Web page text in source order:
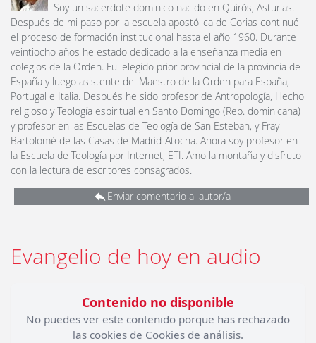
Soy un sacerdote dominico nacido en Quirós, Asturias.
Después de mi paso por la escuela apostólica de Corias continué
el proceso de formación institucional hasta el año 1960. Durante
veintiocho años he estado dedicado a la enseñanza media en
colegios de la Orden. Fui elegido prior provincial de la provincia de
España y luego asistente del Maestro de la Orden para España,
Portugal e Italia. Después he sido profesor de Antropología, Hecho
religioso y Teología espiritual en Santo Domingo (Rep. dominicana)
y profesor en las Escuelas de Teología de San Esteban, y Fray
Bartolomé de las Casas de Madrid-Atocha. Ahora soy profesor en
la Escuela de Teología por Internet, ETI. Amo la montaña y disfruto
con la lectura de escritores consagrados.
Enviar comentario al autor/a
Evangelio de hoy en audio
Contenido no disponible
No puedes ver este contenido porque has rechazado
las cookies de Cookies de análisis.